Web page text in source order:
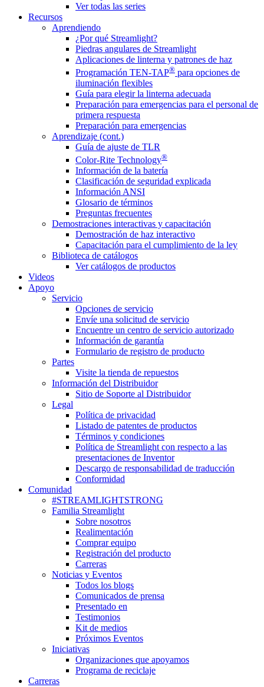
Ver todas las series
Recursos
Aprendiendo
¿Por qué Streamlight?
Piedras angulares de Streamlight
Aplicaciones de linterna y patrones de haz
Programación TEN-TAP® para opciones de
iluminación flexibles
Guía para elegir la linterna adecuada
Preparación para emergencias para el personal de
primera respuesta
Preparación para emergencias
Aprendizaje (cont.)
Guía de ajuste de TLR
Color-Rite Technology®
Información de la batería
Clasificación de seguridad explicada
Información ANSI
Glosario de términos
Preguntas frecuentes
Demostraciones interactivas y capacitación
Demostración de haz interactivo
Capacitación para el cumplimiento de la ley
Biblioteca de catálogos
Ver catálogos de productos
Videos
Apoyo
Servicio
Opciones de servicio
Envíe una solicitud de servicio
Encuentre un centro de servicio autorizado
Información de garantía
Formulario de registro de producto
Partes
Visite la tienda de repuestos
Información del Distribuidor
Sitio de Soporte al Distribuidor
Legal
Política de privacidad
Listado de patentes de productos
Términos y condiciones
Política de Streamlight con respecto a las
presentaciones de Inventor
Descargo de responsabilidad de traducción
Conformidad
Comunidad
#STREAMLIGHTSTRONG
Familia Streamlight
Sobre nosotros
Realimentación
Comprar equipo
Registración del producto
Carreras
Noticias y Eventos
Todos los blogs
Comunicados de prensa
Presentado en
Testimonios
Kit de medios
Próximos Eventos
Iniciativas
Organizaciones que apoyamos
Programa de reciclaje
Carreras